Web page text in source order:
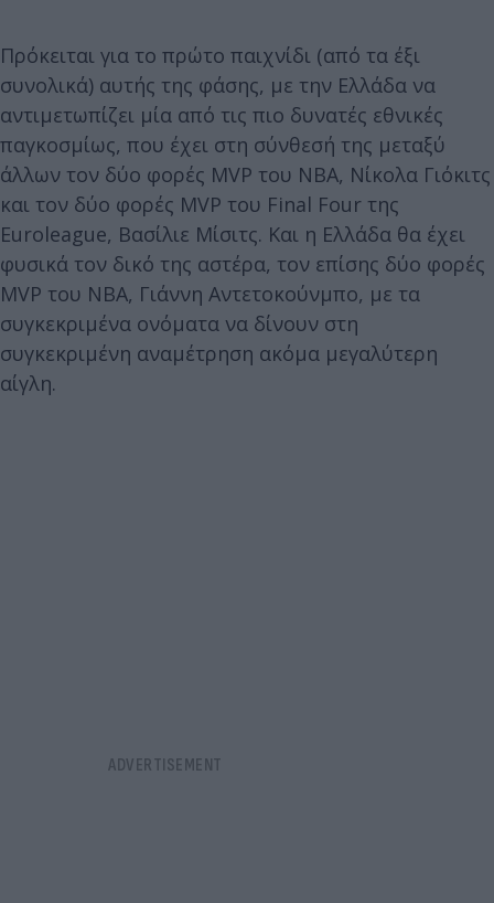
Πρόκειται για το πρώτο παιχνίδι (από τα έξι
συνολικά) αυτής της φάσης, με την Ελλάδα να
αντιμετωπίζει μία από τις πιο δυνατές εθνικές
παγκοσμίως, που έχει στη σύνθεσή της μεταξύ
άλλων τον δύο φορές MVP του ΝΒΑ, Νίκολα Γιόκιτς
και τον δύο φορές MVP του Final Four της
Euroleague, Βασίλιε Μίσιτς. Και η Ελλάδα θα έχει
φυσικά τον δικό της αστέρα, τον επίσης δύο φορές
MVP του ΝΒΑ, Γιάννη Αντετοκούνμπο, με τα
συγκεκριμένα ονόματα να δίνουν στη
συγκεκριμένη αναμέτρηση ακόμα μεγαλύτερη
αίγλη.